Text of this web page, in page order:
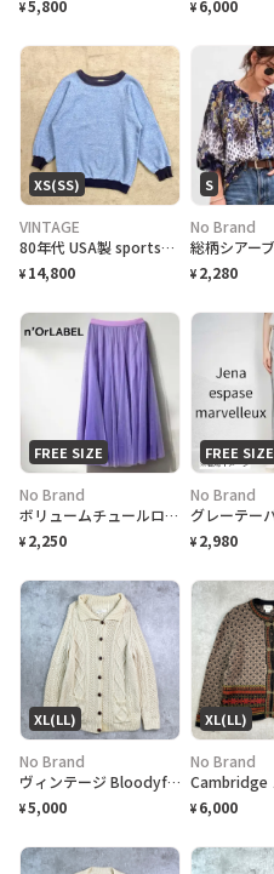
¥5,800 ¥ 6,000
XS(SS)
VINTAGE
80年代 USA製 sportswear ツートン ラグランスウェットシャツ レディースXS相当 古着 80s アメカジ ヴィンテージ VINTAGE ブランク 無地 トレーナー ライトブルー ネイビー 水色 紺色
¥ 14,800
S
No Brand
¥ 2,280
FREE SIZE
No Brand
ボリュームチュールロングスカート by n’OrLABEL
¥ 2,250
FREE SIZE
No Brand
¥ 2,980
XL(LL)
No Brand
ヴィンテージ Bloodyforeland ハンドニット フィッシャーマンニットカーディガン レディース2XL相当 メンズXL相当
¥5,000
XL(LL)
No Brand
¥ 6,000